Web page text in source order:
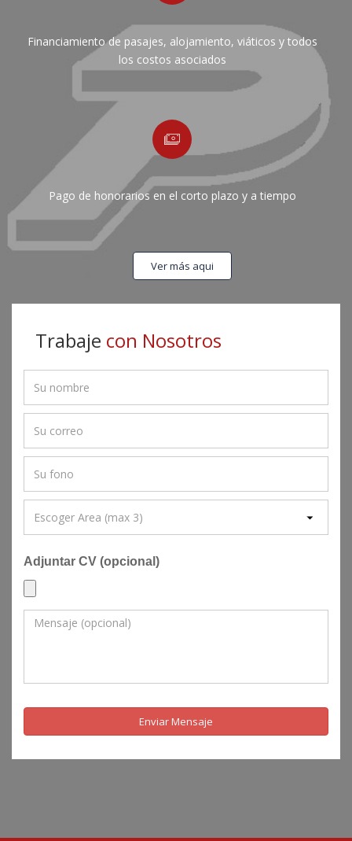
Financiamiento de pasajes, alojamiento, viáticos y todos
los costos asociados
Pago de honorarios en el corto plazo y a tiempo
Ver más aqui
Trabaje con Nosotros
Adjuntar CV (opcional)
Enviar Mensaje